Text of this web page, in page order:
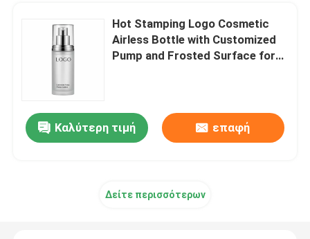
Hot Stamping Logo Cosmetic
Airless Bottle with Customized
Pump and Frosted Surface for
Καλύτερη τιμή επαφή
Δείτε περισσότερων